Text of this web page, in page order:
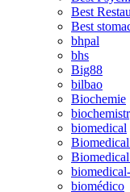
Best
Best
bhpal
bhs
Big88
bilbao
Biochemie
biomedical
biomédico